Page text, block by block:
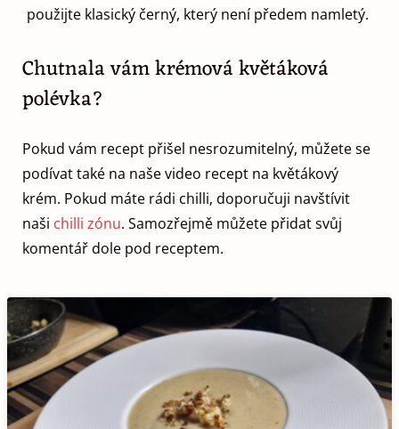
použijte klasický černý, který není předem namletý.
Chutnala vám krémová květáková
polévka?
Pokud vám recept přišel nesrozumitelný, můžete se
podívat také na naše video recept na květákový
krém. Pokud máte rádi chilli, doporučuji navštívit
naši chilli zónu. Samozřejmě můžete přidat svůj
komentář dole pod receptem.